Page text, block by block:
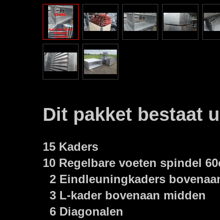
Dit pakket bestaat
15 Kaders
10 Regelbare voeten spindel
2 Eindleuningkaders
3 L-kader bovenaan midden
6 Diagonalen